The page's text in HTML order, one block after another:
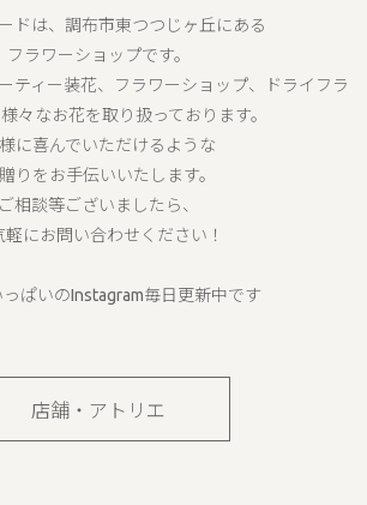
ドは、調布市東つつじヶ丘にある
フラワーショップです。
ティー装花、フラワーショップ、ドライフラ
々なお花を取り扱っております。
に喜んでいただけるような
りをお手伝いいたします。
ご相談等ございましたら、
軽にお問い合わせください！
っぱいのInstagram毎日更新中です
店舗・アトリエ